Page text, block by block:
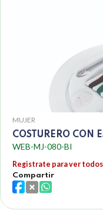
MUJER
COSTURERO CON
WEB-MJ-080-BI
Registrate para ver
Compartir